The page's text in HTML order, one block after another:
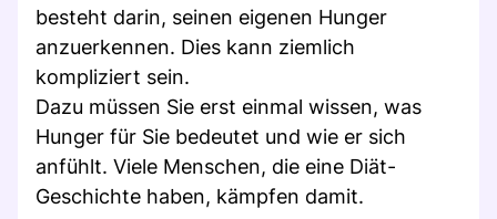
besteht darin, seinen eigenen Hunger
anzuerkennen. Dies kann ziemlich
kompliziert sein.
Dazu müssen Sie erst einmal wissen, was
Hunger für Sie bedeutet und wie er sich
anfühlt. Viele Menschen, die eine Diät-
Geschichte haben, kämpfen damit.